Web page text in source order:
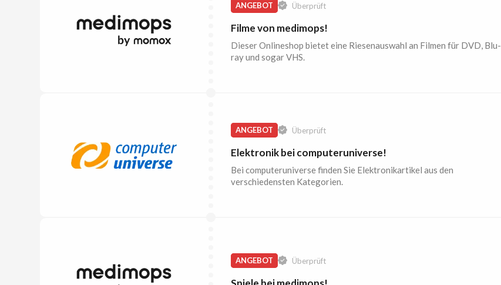
ANGEBOT Überprüft
Filme von medimops!
Dieser Onlineshop bietet eine Riesenauswahl an Filmen für DVD, Blu-
ray und sogar VHS.
ANGEBOT Überprüft
Elektronik bei computeruniverse!
Bei computeruniverse finden Sie Elektronikartikel aus den
verschiedensten Kategorien.
ANGEBOT Überprüft